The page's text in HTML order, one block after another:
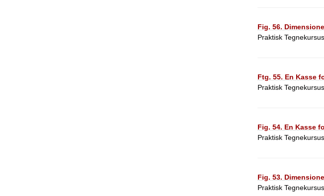
Fig. 56.
Praktisk
Ftg. 55. En Kasse
Praktisk
Fig. 54. En Kasse
Praktisk
Fig. 53.
Praktisk